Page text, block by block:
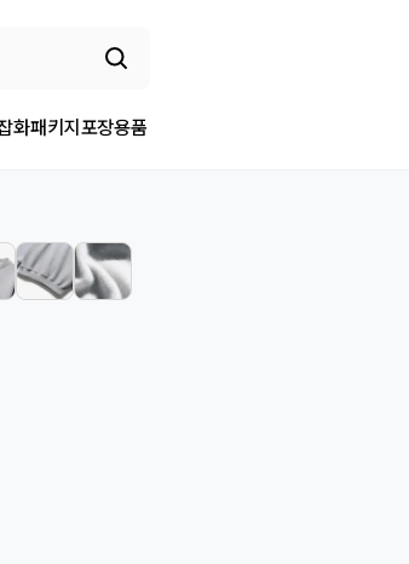
화패키지 포장용품